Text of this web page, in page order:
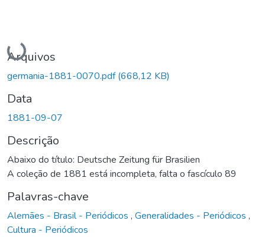
Carregando...
Arquivos
germania-1881-0070.pdf(668,12 KB)
Data
1881-09-07
Descrição
Abaixo do título: Deutsche Zeitung für Brasilien
A coleção de 1881 está incompleta, falta o fascículo 89
Palavras-chave
Alemães - Brasil - Periódicos , Generalidades - Periódicos ,
Cultura - Periódicos